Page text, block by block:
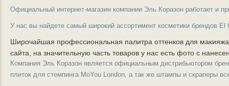
Официальный интернет-магазин компании Эль Коразон работает и
У нас вы найдете самый широкий ассортимент косметики брендов El
Широчайшая профессиональная палитра оттенков для
сайта, на значительную часть товаров у нас есть фото с
Компания Эль Коразон является официальным дистрибьютором
плиток для стемпинга MoYou London, а так же штампы и скраперы